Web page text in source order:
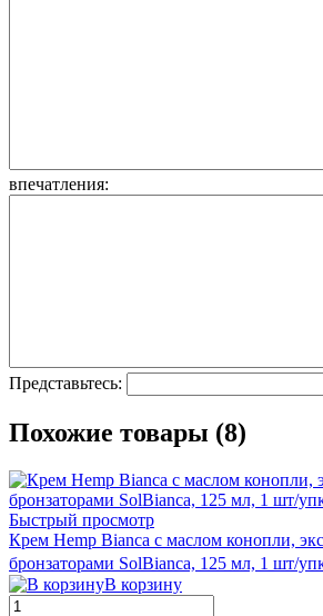
впечатления:
Представьтесь:
Похожие товары (8)
Быстрый просмотр
Крем Hemp Bianca с маслом конопли,
бронзаторами SolBianca, 125 мл, 1 шт/
В корзину